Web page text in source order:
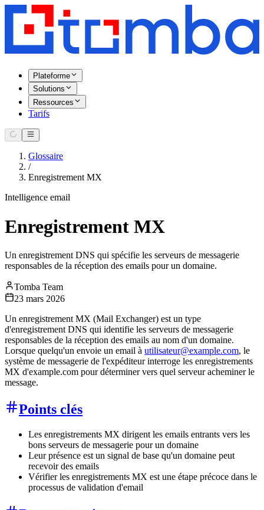
Plateforme
Solutions
Ressources
Tarifs
Glossaire
/
Enregistrement MX
Intelligence email
Enregistrement MX
Un enregistrement DNS qui spécifie les serveurs de messagerie
responsables de la réception des emails pour un domaine.
Tomba Team
23 mars 2026
Un enregistrement MX (Mail Exchanger) est un type
d'enregistrement DNS qui identifie les serveurs de messagerie
responsables de la réception des emails au nom d'un domaine.
Lorsque quelqu'un envoie un email à utilisateur@example.com, le
système de messagerie de l'expéditeur interroge les enregistrements
MX d'example.com pour déterminer vers quel serveur acheminer le
message.
Points clés
Les enregistrements MX dirigent les emails entrants vers les
bons serveurs de messagerie pour un domaine
Leur présence est un signal de base qu'un domaine peut
recevoir des emails
Vérifier les enregistrements MX est une étape précoce dans le
processus de validation d'email